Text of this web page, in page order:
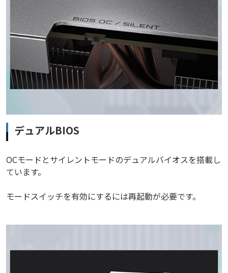
デュアルBIOS
OCモードとサイレントモードのデュアルバイオスを搭載し
ています。
モードスイッチを有効にするには再起動が必要です。